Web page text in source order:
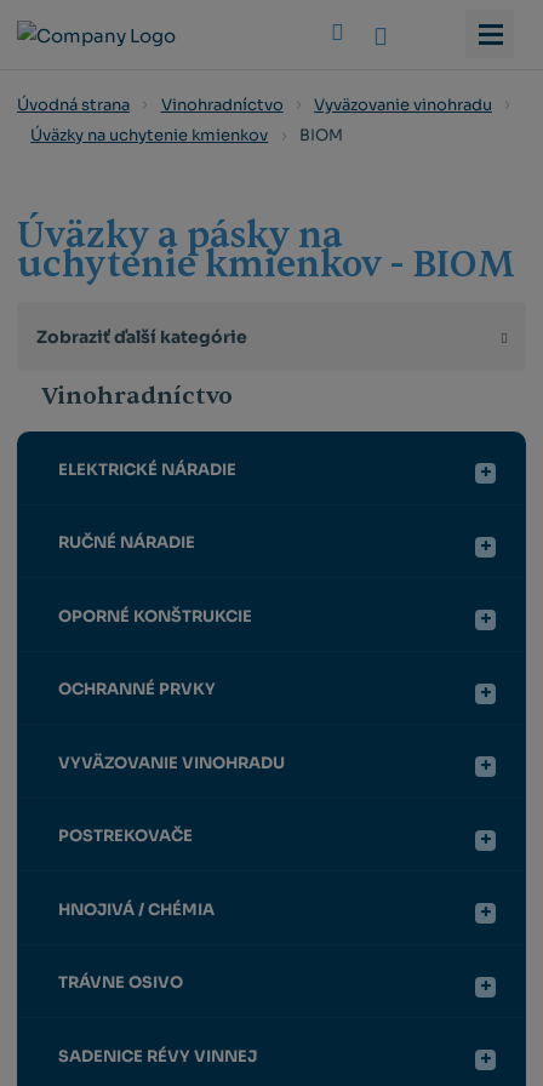
Úvodná strana Vinohradníctvo
Vyväzovanie vinohradu
Úväzky na uchytenie kmienkov
BIOM
Úväzky a pásky na
uchytenie kmienkov - BIOM
Zobraziť ďalší kategórie
Vinohradníctvo
ELEKTRICKÉ NÁRADIE
RUČNÉ NÁRADIE
OPORNÉ KONŠTRUKCIE
OCHRANNÉ PRVKY
VYVÄZOVANIE VINOHRADU
POSTREKOVAČE
HNOJIVÁ / CHÉMIA
TRÁVNE OSIVO
SADENICE RÉVY VINNEJ